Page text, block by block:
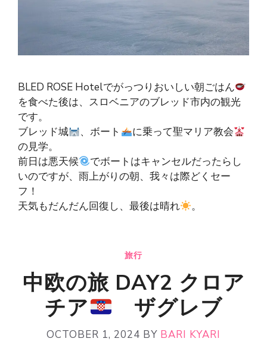
BLED ROSE Hotelでがっつりおいしい朝ごはん
を食べた後は、スロベニアのブレッド市内の観光
です。
ブレッド城
、ボート
に乗って聖マリア教会
の見学。
前日は悪天候
でボートはキャンセルだったらし
いのですが、雨上がりの朝、我々は際どくセー
フ！
天気もだんだん回復し、最後は晴れ
。
旅行
中欧の旅 DAY2 クロア
チア
ザグレブ
OCTOBER 1, 2024 BY BARI KYARI